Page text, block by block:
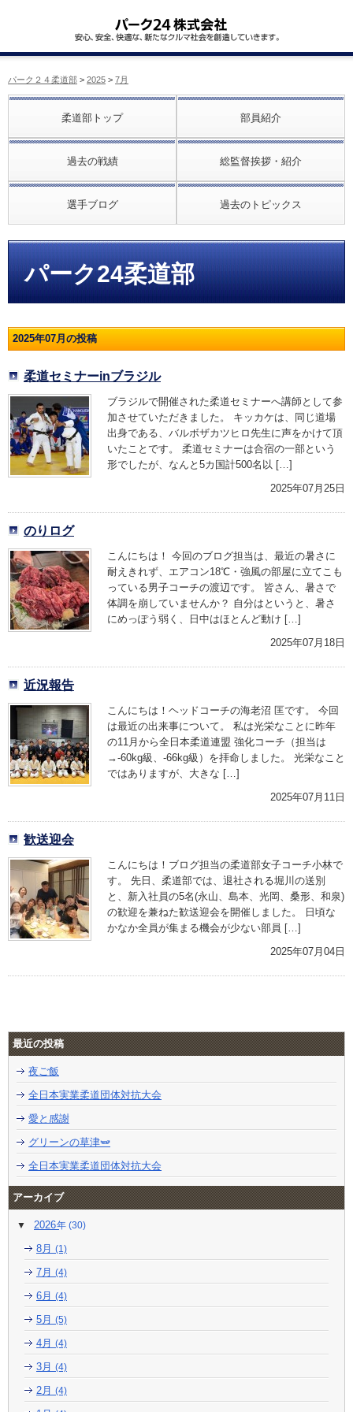
パーク２４柔道部 > 2025 > 7月
柔道部トップ 部員紹介
過去の戦績 総監督挨拶・紹介
選手ブログ 過去のトピックス
パーク24柔道部
2025年07月の投稿
柔道セミナーinブラジル
ブラジルで開催された柔道セミナーへ講師として参
加させていただきました。 キッカケは、同じ道場
出身である、バルボザカツヒロ先生に声をかけて頂
いたことです。 柔道セミナーは合宿の一部という
形でしたが、なんと5カ国計500名以 […]
2025年07月25日
のりログ
こんにちは！ 今回のブログ担当は、最近の暑さに
耐えきれず、エアコン18℃・強風の部屋に立てこも
っている男子コーチの渡辺です。 皆さん、暑さで
体調を崩していませんか？ 自分はというと、暑さ
にめっぽう弱く、日中はほとんど動け […]
2025年07月18日
近況報告
こんにちは！ヘッドコーチの海老沼 匡です。 今回
は最近の出来事について。 私は光栄なことに昨年
の11月から全日本柔道連盟 強化コーチ（担当は
→-60kg級、-66kg級）を拝命しました。 光栄なこと
ではありますが、大きな […]
2025年07月11日
歓送迎会
こんにちは！ブログ担当の柔道部女子コーチ小林で
す。 先日、柔道部では、退社される堀川の送別
と、新入社員の5名(永山、島本、光岡、桑形、和泉)
の歓迎を兼ねた歓送迎会を開催しました。 日頃な
かなか全員が集まる機会が少ない部員 […]
2025年07月04日
最近の投稿
夜ご飯
全日本実業柔道団体対抗大会
愛と感謝
グリーンの草津🫛
全日本実業柔道団体対抗大会
アーカイブ
2026 (30)
8月 (1)
7月 (4)
6月 (4)
5月 (5)
4月 (4)
3月 (4)
2月 (4)